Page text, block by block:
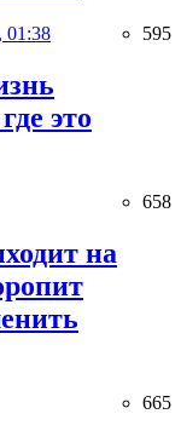
01:38 595
это
658
на
665